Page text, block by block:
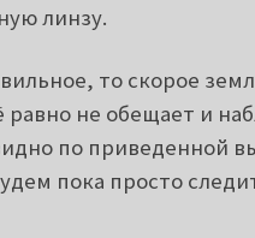
линзу.
то скорое
равно не обещает и
по приведенной
пока просто